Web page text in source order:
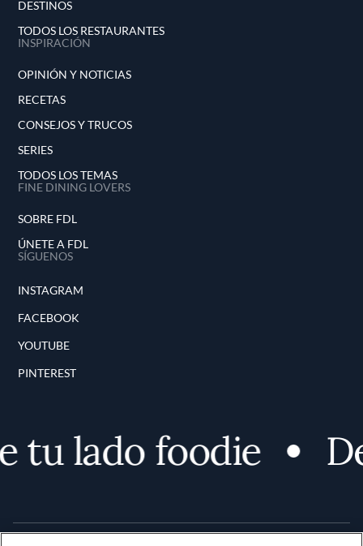
DESTINOS
TODOS LOS RESTAURANTES
INSPIRACIÓN
OPINIÓN Y NOTICIAS
RECETAS
CONSEJOS Y TRUCOS
SERIES
TODOS LOS TEMAS
FINE DINING LOVERS
SOBRE FDL
ÚNETE A FDL
SÍGUENOS
INSTAGRAM
FACEBOOK
YOUTUBE
PINTEREST
lado foodie